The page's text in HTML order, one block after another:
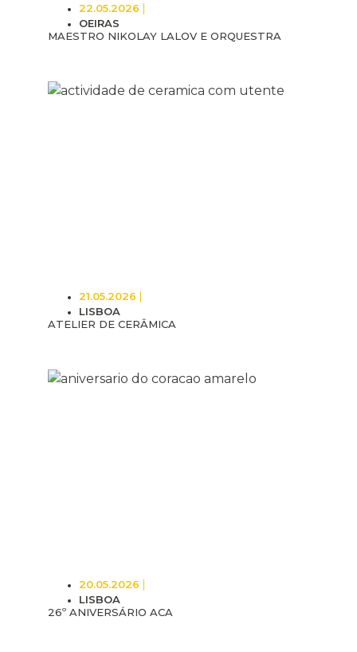
22.05.2026
OEIRAS
MAESTRO NIKOLAY LALOV E ORQUESTRA
21.05.2026
LISBOA
ATELIER DE CERÂMICA
20.05.2026
LISBOA
26º ANIVERSÁRIO ACA